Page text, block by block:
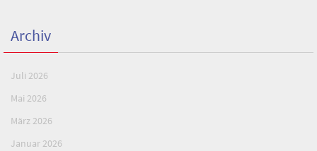
Archiv
Juli 2026
Mai 2026
März 2026
Januar 2026